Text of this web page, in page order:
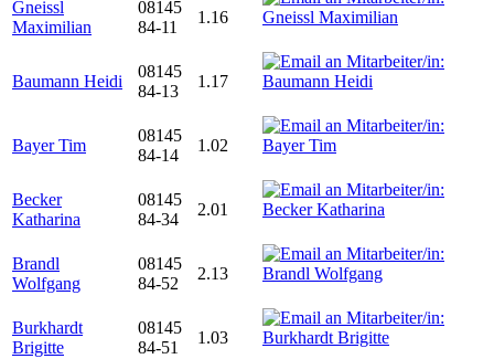
Gneissl
Maximilian
08145
84-11
1.16
Baumann Heidi
08145
84-13
1.17
Bayer Tim
08145
84-14
1.02
Becker
Katharina
08145
84-34
2.01
Brandl
Wolfgang
08145
84-52
2.13
Burkhardt
Brigitte
08145
84-51
1.03